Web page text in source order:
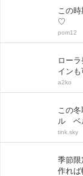
この
♡
pom12
ロー
イン
a2ko
この
ル ベ
tink.sky
季節限
作れ